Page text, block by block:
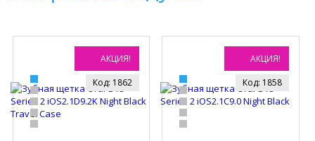
АКЦИЯ!
Код: 1862
АКЦИЯ!
Код: 1858